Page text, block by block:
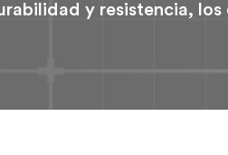
y resistencia, los